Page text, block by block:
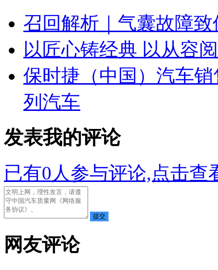
召回解析｜气囊故障
以匠心铸经典 以从容
保时捷（中国）汽车
列汽车
发表我的评论
已有0 人参与评论,点击查
网友评论